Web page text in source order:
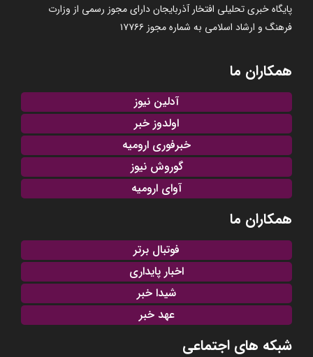
پایگاه خبری تحلیلی افتخار آذربایجان دارای مجوز رسمی از وزارت
فرهنگ و ارشاد اسلامی به شماره مجوز ۱۷۷۶۶
همکاران ما
آدلین نیوز
اولدوز خبر
خبرفوری ارومیه
گوروش نیوز
آوای ارومیه
همکاران ما
فوتبال برتر
اخبار پایداری
شیدا خبر
عهد خبر
شبکه های اجتماعی